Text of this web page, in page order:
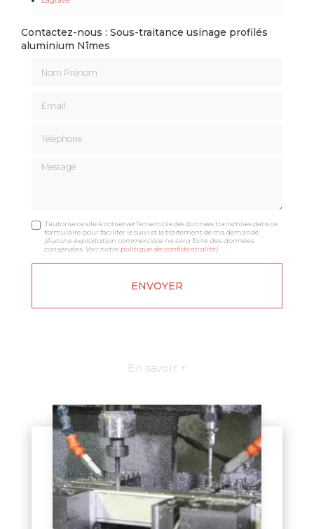
Contactez-nous : Sous-traitance usinage profilés
aluminium Nîmes
Message
J'autorise ce site à conserver l'ensemble des données transmises dans ce
formulaire pour faciliter le suivi et le traitement de ma demande.
(Aucune exploitation commerciale ne sera faite des données
conservées. Voir notrepolitique de confidentialité)
En savoir +